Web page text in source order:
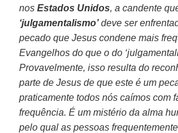
nosEstados Unidos, a candente
‘julgamentalismo’deve ser
pecado que Jesus condene mais
Evangelhos do que o do
Provavelmente, isso resulta do
parte de Jesus de que este é um
praticamente todos nós caímos com
frequência. É um mistério da alma
pelo qual as pessoas